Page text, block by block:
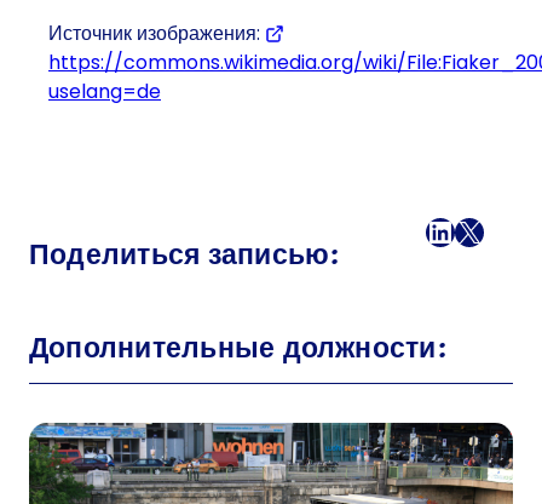
Источник изображения:
https://commons.wikimedia.org/wiki/
uselang=de
Поделиться записью:
Facebook
LinkedIn
X
Дополнительные должности: